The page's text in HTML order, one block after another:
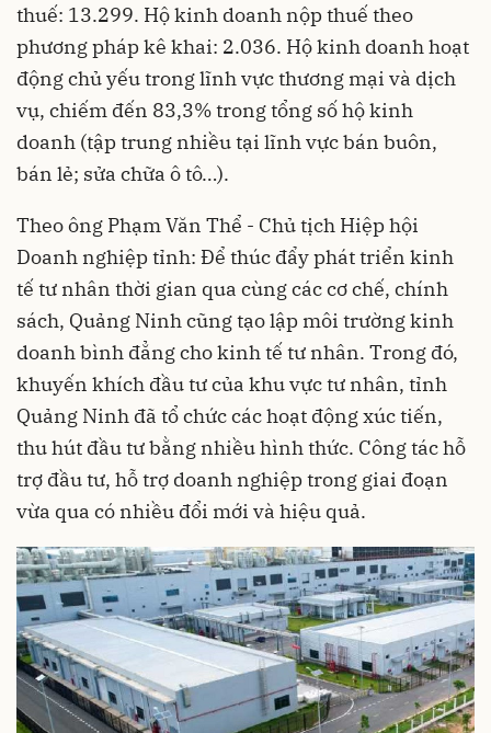
thuế: 13.299. Hộ kinh doanh nộp thuế theo
phương pháp kê khai: 2.036. Hộ kinh doanh hoạt
động chủ yếu trong lĩnh vực thương mại và dịch
vụ, chiếm đến 83,3% trong tổng số hộ kinh
doanh (tập trung nhiều tại lĩnh vực bán buôn,
bán lẻ; sửa chữa ô tô…).
Theo ông Phạm Văn Thể - Chủ tịch Hiệp hội
Doanh nghiệp tỉnh: Để thúc đẩy phát triển kinh
tế tư nhân thời gian qua cùng các cơ chế, chính
sách, Quảng Ninh cũng tạo lập môi trường kinh
doanh bình đẳng cho kinh tế tư nhân. Trong đó,
khuyến khích đầu tư của khu vực tư nhân, tỉnh
Quảng Ninh đã tổ chức các hoạt động xúc tiến,
thu hút đầu tư bằng nhiều hình thức. Công tác hỗ
trợ đầu tư, hỗ trợ doanh nghiệp trong giai đoạn
vừa qua có nhiều đổi mới và hiệu quả.